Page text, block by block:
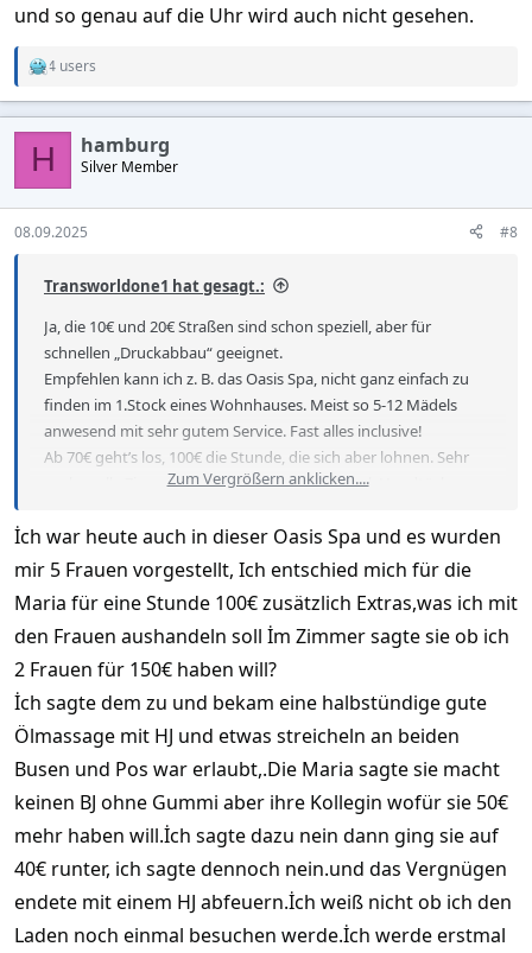
und so genau auf die Uhr wird auch nicht gesehen.
R
c
o
n
s
:
4 users
H hamburg
Silver Member
08.09.2025 #8
Transworldone1 hat gesagt.:
Ja, die 10€ und 20€ Straßen sind schon speziell, aber für
schnellen „Druckabbau“ geeignet.
Empfehlen kann ich z. B. das Oasis Spa, nicht ganz einfach zu
finden im 1.Stock eines Wohnhauses. Meist so 5-12 Mädels
anwesend mit sehr gutem Service. Fast alles inclusive!
Ab 70€ geht’s los, 100€ die Stunde, die sich aber lohnen. Sehr
sauber, alle Zimmer mit Dusche oder Whirlpool, Handtücher
Versuchen auch 2 Entspannungen hinzubekommen und so
genau auf die Uhr wird auch nicht gesehen.
Zum Vergrößern anklicken....
İch war heute auch in dieser Oasis Spa und es wurden
mir 5 Frauen vorgestellt, Ich entschied mich für die
Maria für eine Stunde 100€ zusätzlich Extras,was ich mit
den Frauen aushandeln soll İm Zimmer sagte sie ob ich
2 Frauen für 150€ haben will?
İch sagte dem zu und bekam eine halbstündige gute
Ölmassage mit HJ und etwas streicheln an beiden
Busen und Pos war erlaubt,.Die Maria sagte sie macht
keinen BJ ohne Gummi aber ihre Kollegin wofür sie 50€
mehr haben will.İch sagte dazu nein dann ging sie auf
40€ runter, ich sagte dennoch nein.und das Vergnügen
endete mit einem HJ abfeuern.İch weiß nicht ob ich den
Laden noch einmal besuchen werde.İch werde erstmal